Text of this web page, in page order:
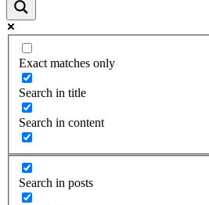
Exact matches only
Search in title
Search in content
Search in posts